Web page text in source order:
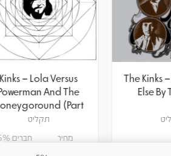
Kinks – Lola Versus
Powerman And The
Moneygoround (Part
חברים 5% -